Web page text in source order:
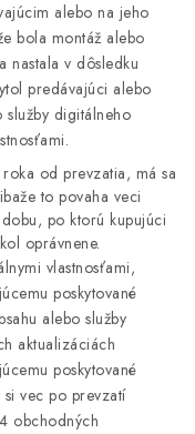
alebo na jeho
bola montáž alebo
nastala v dôsledku
predávajúci alebo
služby digitálneho
od prevzatia, má sa
to povaha veci
po ktorú kupujúci
oprávnene.
vlastnosťami,
poskytované
alebo služby
aktualizáciách
poskytované
si vec po prevzatí
obchodných